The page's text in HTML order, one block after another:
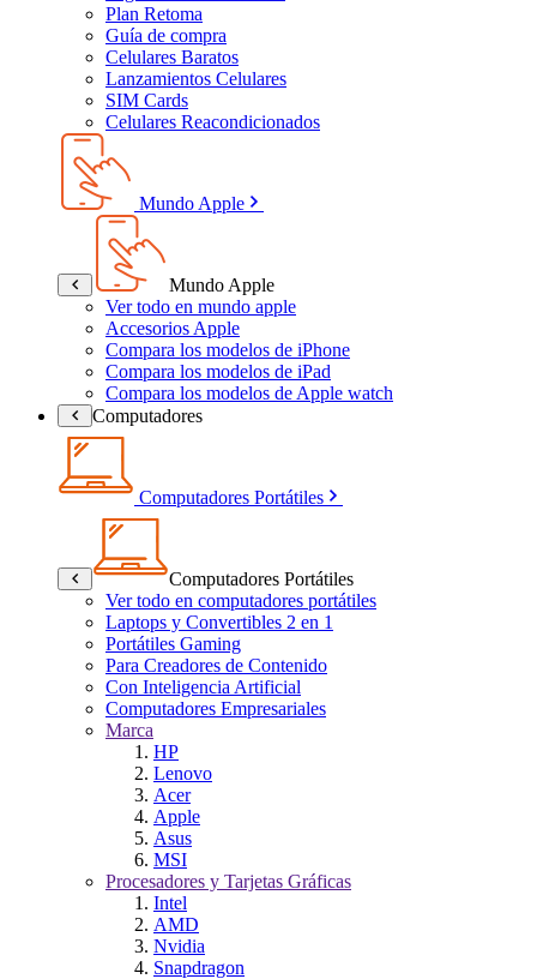
Plan Retoma
Guía de compra
Celulares Baratos
Lanzamientos Celulares
SIM Cards
Celulares Reacondicionados
Mundo Apple
Mundo Apple
Ver todo en mundo apple
Accesorios Apple
Compara los modelos de iPhone
Compara los modelos de iPad
Compara los modelos de Apple watch
Computadores
Computadores Portátiles
Computadores Portátiles
Ver todo en computadores portátiles
Laptops y Convertibles 2 en 1
Portátiles Gaming
Para Creadores de Contenido
Con Inteligencia Artificial
Computadores Empresariales
Marca
HP
Lenovo
Acer
Apple
Asus
MSI
Procesadores y Tarjetas Gráficas
Intel
AMD
Nvidia
Snapdragon